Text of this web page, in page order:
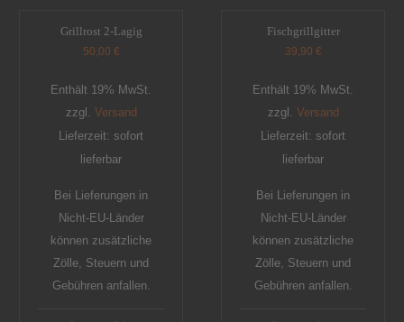
Grillrost 2-Lagig
50,00 €
Enthält 19% MwSt.
zzgl. Versand
Lieferzeit: sofort
lieferbar
Bei Lieferungen in
Nicht-EU-Länder
können zusätzliche
Zölle, Steuern und
Gebühren anfallen.
Fischgrillgitter
39,90 €
Enthält 19% MwSt.
zzgl. Versand
Lieferzeit: sofort
lieferbar
Bei Lieferungen in
Nicht-EU-Länder
können zusätzliche
Zölle, Steuern und
Gebühren anfallen.